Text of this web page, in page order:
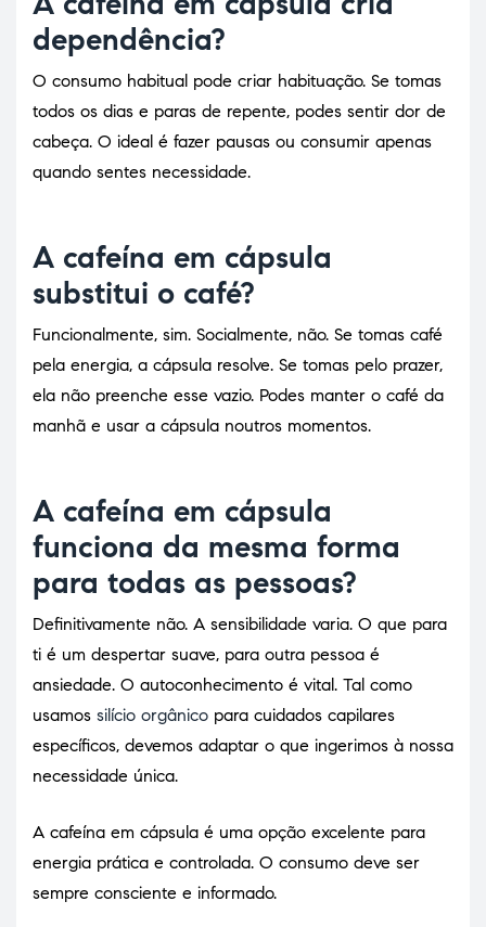
dependência?
O consumo habitual pode criar habituação. Se tomas
todos os dias e paras de repente, podes sentir dor de
cabeça. O ideal é fazer pausas ou consumir apenas
quando sentes necessidade.
A cafeína em cápsula
substitui o café?
Funcionalmente, sim. Socialmente, não. Se tomas café
pela energia, a cápsula resolve. Se tomas pelo prazer,
ela não preenche esse vazio. Podes manter o café da
manhã e usar a cápsula noutros momentos.
A cafeína em cápsula
funciona da mesma forma
para todas as pessoas?
Definitivamente não. A sensibilidade varia. O que para
ti é um despertar suave, para outra pessoa é
ansiedade. O autoconhecimento é vital. Tal como
usamos silício orgânico para cuidados capilares
específicos, devemos adaptar o que ingerimos à nossa
necessidade única.
A cafeína em cápsula é uma opção excelente para
energia prática e controlada. O consumo deve ser
sempre consciente e informado.